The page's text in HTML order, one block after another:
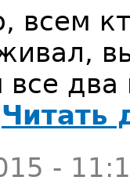
всем
все
Читать
-